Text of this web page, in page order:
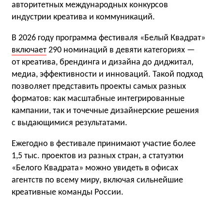
авторитетных международных конкурсов
индустрии креатива и коммуникаций.
В 2026 году программа фестиваля «Белый Квадрат»
включает 290 номинаций в девяти категориях —
от креатива, брендинга и дизайна до диджитал,
медиа, эффективности и инноваций. Такой подход
позволяет представить проекты самых разных
форматов: как масштабные интегрированные
кампании, так и точечные дизайнерские решения
с выдающимися результатами.
Ежегодно в фестивале принимают участие более
1,5 тыс. проектов из разных стран, а статуэтки
«Белого Квадрата» можно увидеть в офисах
агентств по всему миру, включая сильнейшие
креативные команды России.